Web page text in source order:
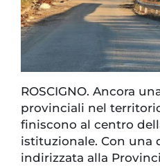
ROSCIGNO. Ancora
provinciali nel
finiscono al centro
istituzionale. Con una
indirizzata alla